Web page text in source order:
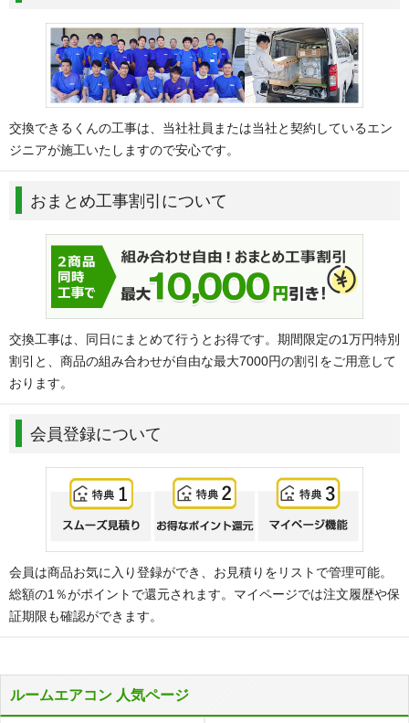
交換できるくんの工事は、当社社員または当社と契約しているエン
ジニアが施工いたしますので安心です。
おまとめ工事割引について
交換工事は、同日にまとめて行うとお得です。期間限定の1万円特別
割引と、商品の組み合わせが自由な最大7000円の割引をご用意して
おります。
会員登録について
会員は商品お気に入り登録ができ、お見積りをリストで管理可能。
総額の1％がポイントで還元されます。マイページでは注文履歴や保
証期限も確認ができます。
ルームエアコン 人気ページ